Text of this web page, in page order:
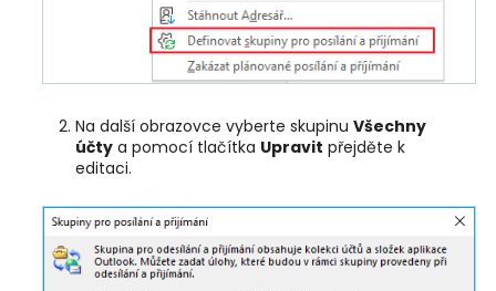
Na další obrazovce vyberte skupinu Všechny
účty a pomocí tlačítka Upravit přejděte k
editaci.